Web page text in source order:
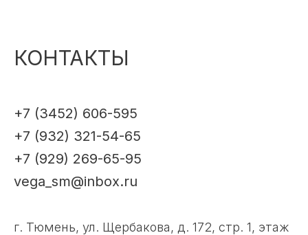
КОНТАКТЫ
+7 (3452) 606-595
+7 (932) 321-54-65
+7 (929) 269-65-95
vega_sm@inbox.ru
г. Тюмень, ул. Щербакова, д. 172, стр. 1, этаж